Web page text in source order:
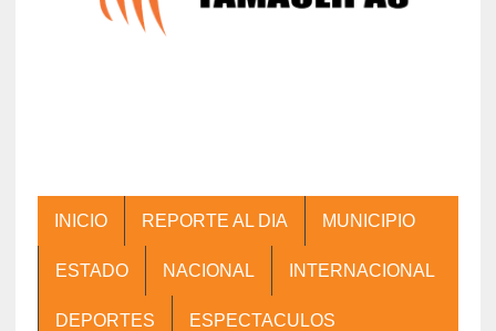
INICIO REPORTE AL DIA MUNICIPIO
ESTADO NACIONAL INTERNACIONAL
DEPORTES ESPECTACULOS